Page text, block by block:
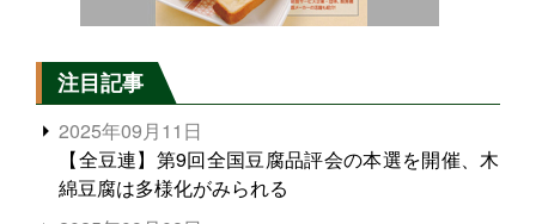
注目記事
2025年09月11日
【全豆連】第9回全国豆腐品評会の本選を開催、木
綿豆腐は多様化がみられる